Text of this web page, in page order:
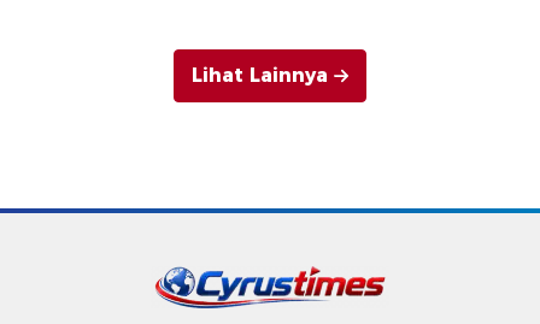
Lihat Lainnya